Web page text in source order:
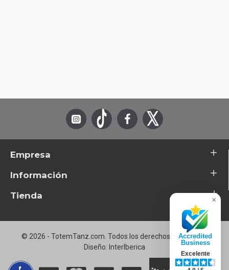
Empresa
Información
Tienda
© 2026 - TotemTanz.com. Todos los derechos reservados
Diseño: InterIberica
×
Accredited
Business
Excelente